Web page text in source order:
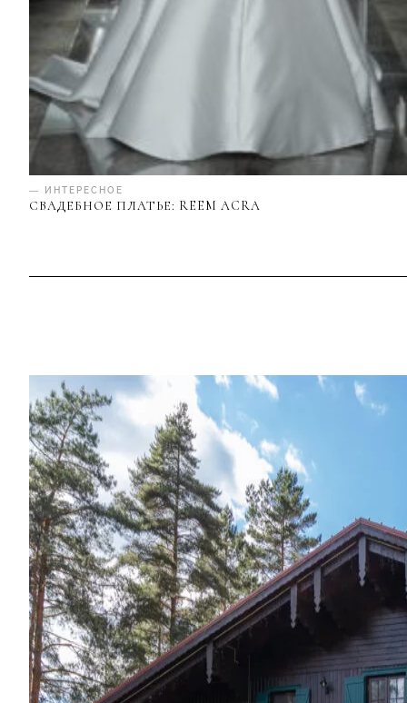
— ИНТЕРЕСНОЕ
СВАДЕБНОЕ ПЛАТЬЕ: REEM ACRA